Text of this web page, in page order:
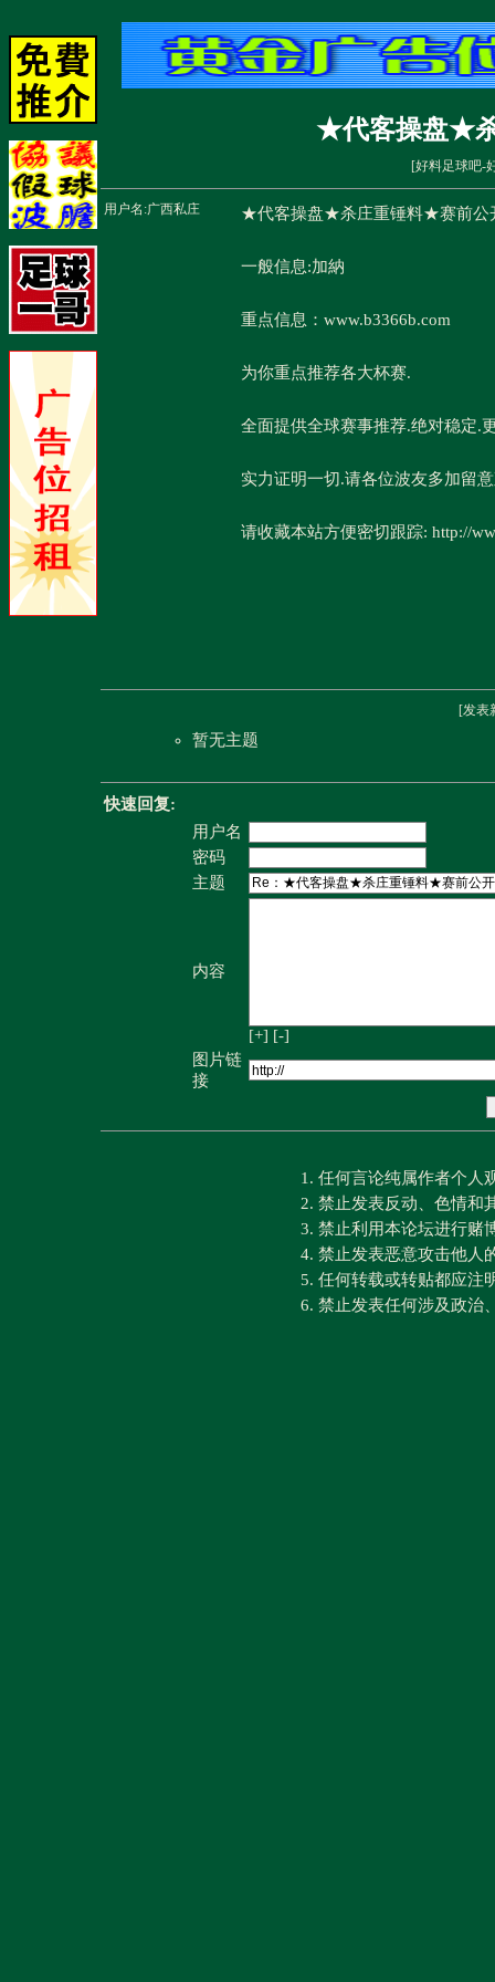
★代客操盘★
[好料足球吧-
用户名:广西私庄 ★代客操盘★杀庄重锤料★赛前
一般信息:加納
重点信息：www.b3366b.com
为你重点推荐各大杯赛.
全面提供全球赛事推荐.绝对稳定.
实力证明一切.请各位波友多加留
请收藏本站方便密切跟踪: http://
[发表
暂无主题
快速回复:
用户名
密码
主题
内容
[+] [-]
图片链
接
1. 任何言论纯属作者个人
2. 禁止发表反动、色情和
3. 禁止利用本论坛进行赌
4. 禁止发表恶意攻击他人
5. 任何转载或转贴都应注
6. 禁止发表任何涉及政治